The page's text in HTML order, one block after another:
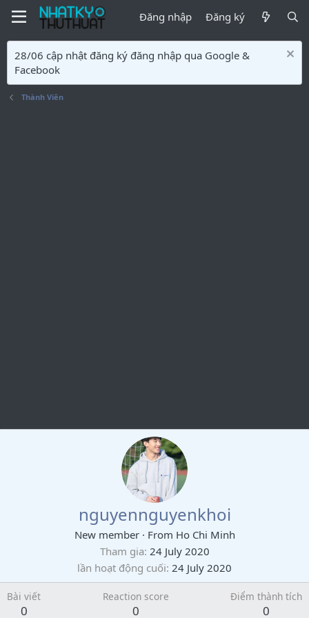
Đăng nhập Đăng ký
28/06 cập nhật đăng ký đăng nhập qua Google &
Facebook
Thành Viên
nguyennguyenkhoi
New member · From Ho Chi Minh
Tham gia 24 July 2020
lần hoạt động cuối 24 July 2020
Bài viết
0
Reaction score
0
Điểm thành tích
0